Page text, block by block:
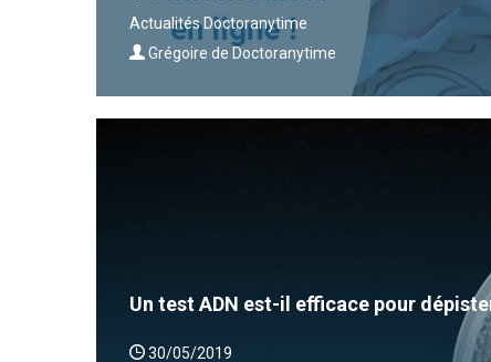
Actualités Doctoranytime
Grégoire de Doctoranytime
Un test ADN est-il efficace pour
30/05/2019